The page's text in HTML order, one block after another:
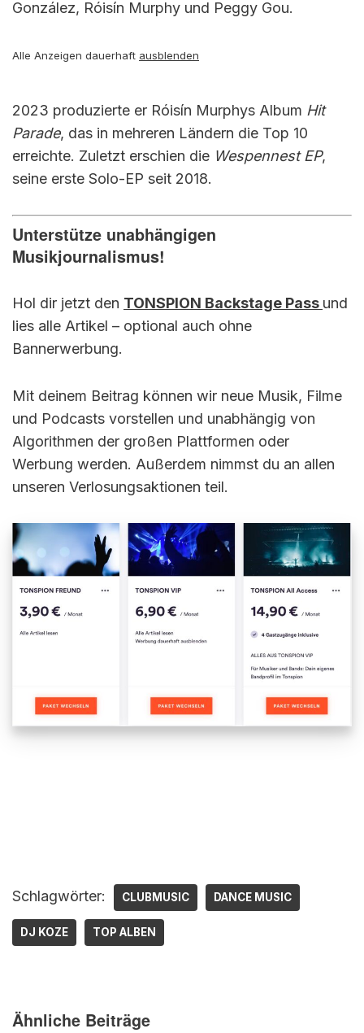
González, Róisín Murphy und Peggy Gou.
Alle Anzeigen dauerhaft ausblenden
2023 produzierte er Róisín Murphys Album Hit
Parade, das in mehreren Ländern die Top 10
erreichte. Zuletzt erschien die Wespennest EP,
seine erste Solo-EP seit 2018.
Unterstütze unabhängigen
Musikjournalismus!
Hol dir jetzt den TONSPION Backstage Pass und
lies alle Artikel – optional auch ohne
Bannerwerbung.
Mit deinem Beitrag können wir neue Musik, Filme
und Podcasts vorstellen und unabhängig von
Algorithmen der großen Plattformen oder
Werbung werden. Außerdem nimmst du an allen
unseren Verlosungsaktionen teil.
Schlagwörter: CLUBMUSIC DANCE MUSIC
DJ KOZE TOP ALBEN
Ähnliche Beiträge